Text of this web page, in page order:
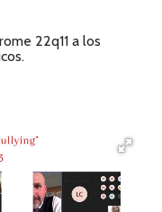
22q11 a los